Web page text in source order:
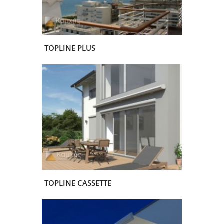
TOPLINE PLUS
TOPLINE CASSETTE